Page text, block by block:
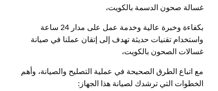
غسالة صحون الدسمة بالكويت،
بكفاءة وخبرة عالية وخدمة عمل على مدار 24 ساعة
واستخدام تقنيات حديثة تهدف إلى إتقان عملنا في صيانة
غسالات الصحون بالكويت،
مع اتباع الطرق الصحيحة في عملية التصليح والصيانة، وأهم
الخطوات التي ترشدك لصيانة هذا الجهاز: